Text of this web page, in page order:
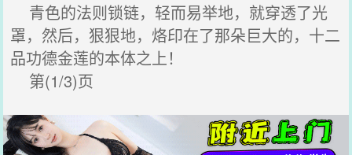
青色的法则锁链，轻而易举地，就穿透了光
罩，然后，狠狠地，烙印在了那朵巨大的，十二
品功德金莲的本体之上！
第(1/3)页